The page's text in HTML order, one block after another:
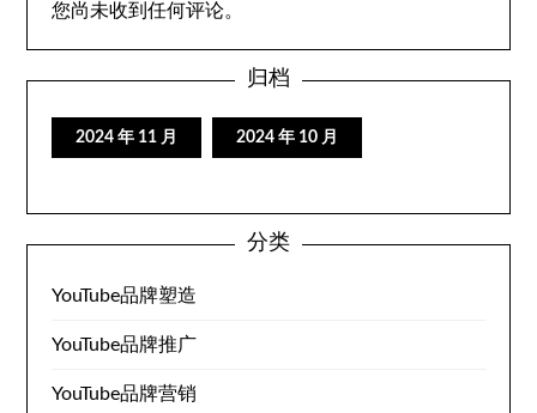
您尚未收到任何评论。
归档
2024 年 11 月 2024 年 10 月
分类
YouTube品牌塑造
YouTube品牌推广
YouTube品牌营销